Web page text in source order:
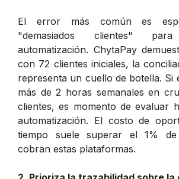
El error más común es
"demasiados clientes" para
automatización. ChytaPay
con 72 clientes iniciales, la
representa un cuello de botella. Si
más de 2 horas semanales en
clientes, es momento de evaluar
automatización. El costo de
tiempo suele superar el 1% de
cobran estas plataformas.